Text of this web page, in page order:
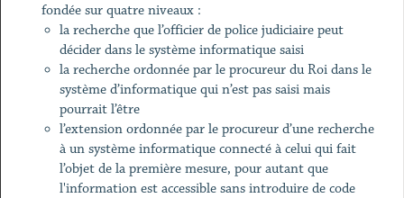
fondée sur quatre niveaux :
la recherche que l’officier de police judiciaire peut
décider dans le système informatique saisi
la recherche ordonnée par le procureur du Roi dans le
système d’informatique qui n’est pas saisi mais
pourrait l’être
l’extension ordonnée par le procureur d’une recherche
à un système informatique connecté à celui qui fait
l’objet de la première mesure, pour autant que
l'information est accessible sans introduire de code